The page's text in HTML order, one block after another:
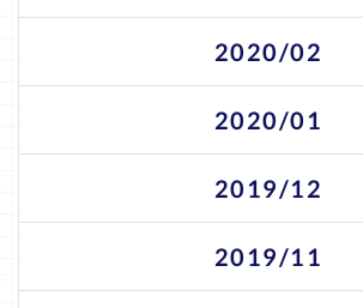
2020/02
2020/01
2019/12
2019/11